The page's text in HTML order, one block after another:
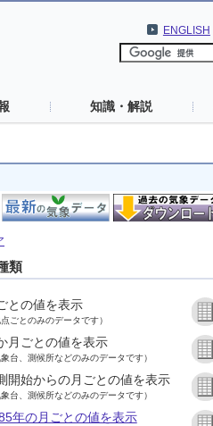
ENGLISH
知識・解説
類
との値を表示
点ごとのみのデータです）
月ごとの値を表示
象台、測候所などのみのデータです）
開始からの月ごとの値を表示
象台、測候所などのみのデータです）
年の月ごとの値を表示